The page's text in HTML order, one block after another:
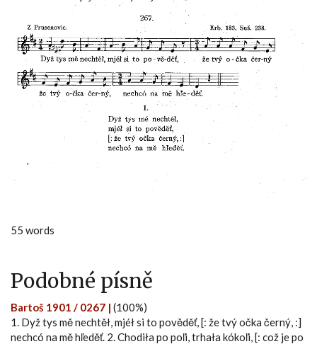
55 words
Podobné písně
Bartoš 1901 / 0267 | (100%)
1. Dyž tys mě nechtěł, mjéł si to pověděť, [: že tvý očka černý, :]
nechcó na mě hľeděť. 2. Chodiła po poľi, trhała kókoľi, [: což je po